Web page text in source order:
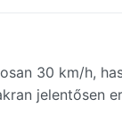
30 km/h,
jelentősen